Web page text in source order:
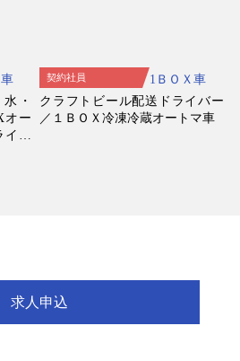
・
オー
バ
契約社員
1ＢＯＸ車
クラフトビール配送ドライバー
／１ＢＯＸ冷凍冷蔵オートマ車
求人申込